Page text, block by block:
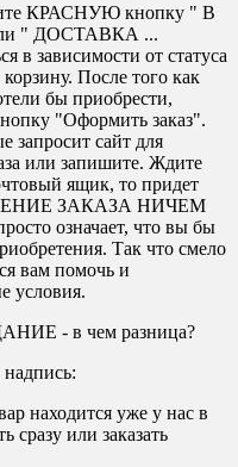
КРАСНУЮ кнопку " В
" ДОСТАВКА ...
в зависимости от статуса
После того как
бы приобрести,
"Оформить заказ".
запросит сайт для
или запишите. Ждите
ящик, то придет
ЗАКАЗА НИЧЕМ
означает, что вы бы
Так что смело
вам помочь и
условия.
- в чем разница?
находится уже у нас в
или заказать